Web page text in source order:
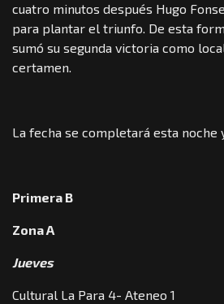
cuatro minutos después Hugo
para plantar el triunfo. De esta
sumó su segunda victoria como
certamen.
La fecha se completará esta noche
Primera B
Zona A
Jueves
Cultural La Para 4- Ateneo 1